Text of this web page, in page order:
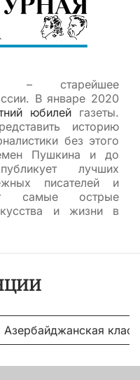
– старейшее
В январе 2020
юбилей газеты.
историю
без этого
Пушкина и до
лучших
писателей и
самые острые
и жизни в
Азербайджанская